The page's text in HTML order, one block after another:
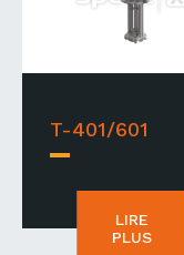
T-401/601
LIRE
PLUS